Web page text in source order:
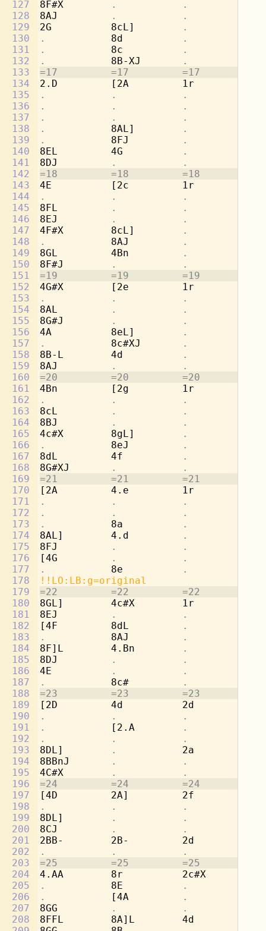
127
128
129
130
131
132
133
134
135
136
137
138
139
140
141
142
143
144
145
146
147
148
149
150
151
152
153
154
155
156
157
158
159
160
161
162
163
164
165
166
167
168
169
170
171
172
173
174
175
176
177
178
179
180
181
182
183
184
185
186
187
188
189
190
191
192
193
194
195
196
197
198
199
200
201
202
203
204
205
206
207
208
8F#X
.           .
8AJ
.           .           .
2G          8cL]
.
. 8d .
. 8c .
. 8B-XJ .
=17         =17         =17
2.D         [2A         1r
.           .           .
.           .           .
.           .           .
. 8AL] .
. 8FJ
.           .
8EL         4G
.           .
8DJ
.           .           .
=18         =18         =18
4E          [2c         1r
.           .           .
8FL
.           .
8EJ
.           .           .
4F#X        8cL]
.
. 8AJ
.           .
8GL         4Bn
.           .
8F#J
.           .           .
=19         =19         =19
4G#X        [2e         1r
.           .           .
8AL
.           .
8G#J
.           .           .
4A          8eL]
.
. 8c#XJ
.           .
8B-L        4d
.           .
8AJ
.           .           .
=20         =20         =20
4Bn         [2g         1r
.           .           .
8cL
.           .
8BJ
.           .           .
4c#X        8gL]
.
. 8eJ
.           .
8dL         4f
.
8G#XJ
.           .           .
=21         =21         =21
[2A         4.e         1r
.           .           .
.           .           .
. 8a
.           .
8AL]        4.d
.
8FJ
.           .           .
[4G
.           .
. 8e
.           .
!!LO:LB:g=original
=22         =22         =22
8GL]        4c#X        1r          2a
8EJ
.           .           .
[4F         8dL
.           .
. 8AJ
.           .
8F]L        4.Bn
.
8DJ
.           .           .
4E
.           .
. 8c#
.           .
=23         =23         =23
[2D         4d          2d
.           .           .
.
[2.A .
.           .           .
8DL]
. 2a
8BBnJ
.           .           .
4C#X
.           .           .
=24         =24         =24
[4D         2A]         2f
.           .           .
8DL]
.           .
8CJ
.           .           .
2BB-        2B-         2d
.           .           .
=25         =25         =25
4.AA        8r          2c#X        2a
. 8E
.           .
.
[4A
.           .
8GG
.           .           .
8FFL        8A]L        4d          2r